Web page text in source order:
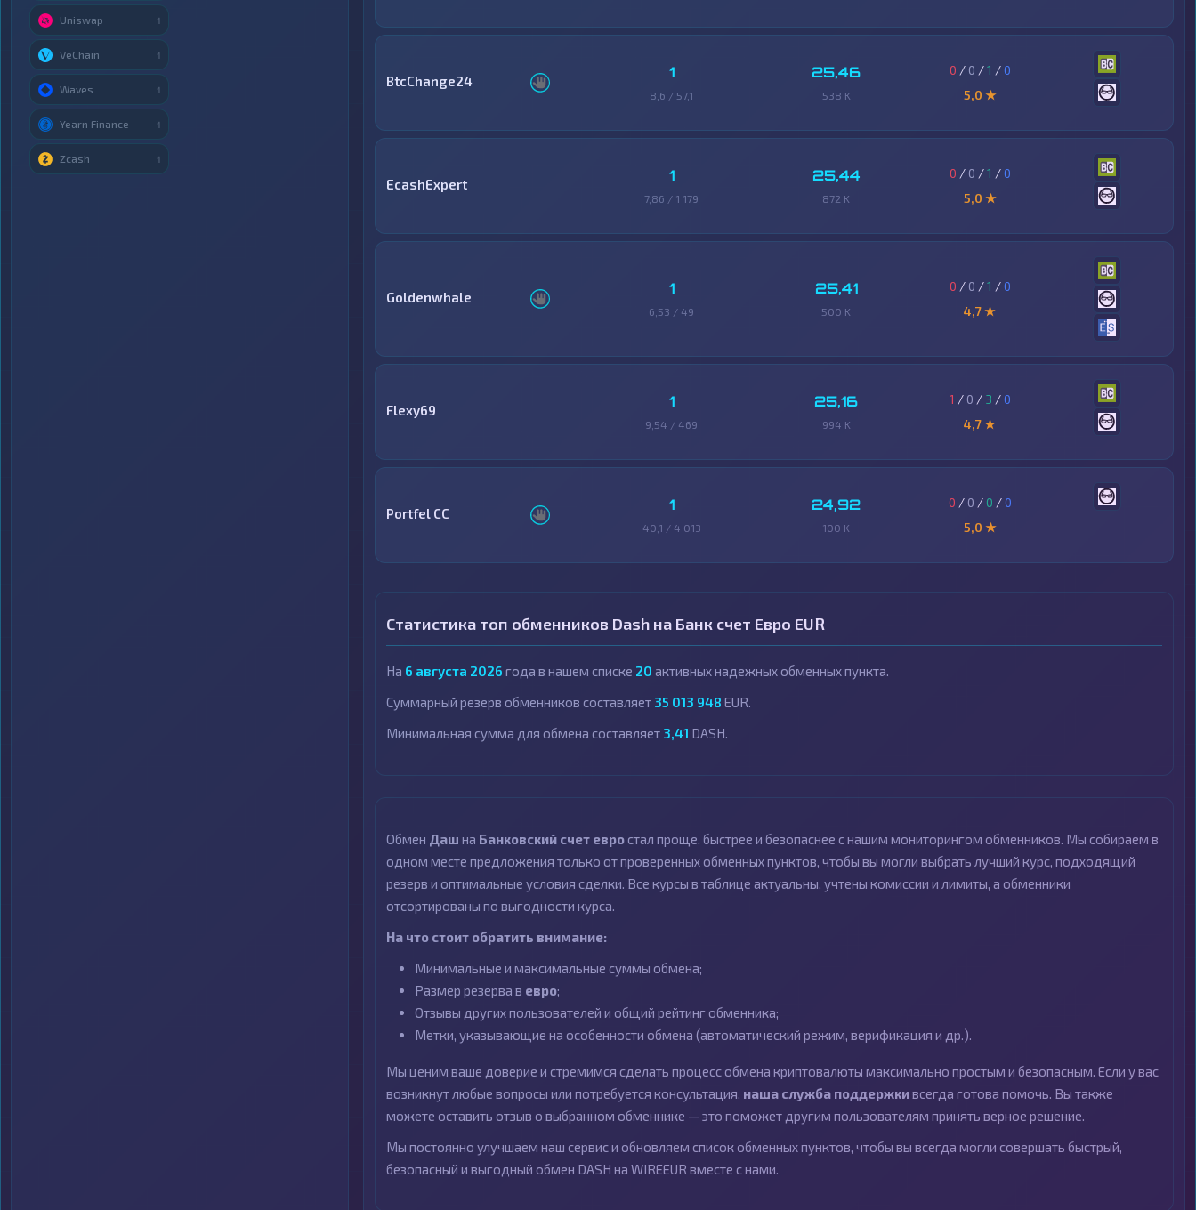
BtcChange24 1
8,6 / 57,1
25,46
538 K
0 / 0 /1 /0
5,0 ★
EcashExpert 1
7,86 / 1 179
25,44
872 K
0 / 0 /1 /0
5,0 ★
Goldenwhale 1
6,53 / 49
25,41
500 K
0 / 0 /1 /0
4,7 ★
Flexy69 1
9,54 / 469
25,16
994 K
1 / 0 / 3 /0
4,7 ★
Portfel CC 1
40,1 / 4 013
24,92
100 K
0 / 0 / 0 /0
5,0 ★
Статистика топ обменников Dash на Банк счет Евро EUR
На 6 августа 2026 года в нашем списке 20 активных надежных обменных пункта.
Суммарный резерв обменников составляет 35 013 948 EUR.
Минимальная сумма для обмена составляет 3,41 DASH.
Обмен Даш на Банковский счет евростал проще, быстрее и безопаснее с нашим мониторингом обменников. Мы собираем в
одном месте предложения только от проверенных обменных пунктов, чтобы вы могли выбрать лучший курс, подходящий
резерв и оптимальные условия сделки. Все курсы в таблице актуальны, учтены комиссии и лимиты, а обменники
отсортированы по выгодности курса.
На что стоит обратить внимание:
Минимальные и максимальные суммы обмена;
Размер резерва в евро;
Отзывы других пользователей и общий рейтинг обменника;
Метки, указывающие на особенности обмена (автоматический режим, верификация и др.).
Мы ценим ваше доверие и стремимся сделать процесс обмена криптовалюты максимально простым и безопасным. Если у вас
возникнут любые вопросы или потребуется консультация, наша служба поддержкивсегда готова помочь. Вы также
можете оставить отзыв о выбранном обменнике — это поможет другим пользователям принять верное решение.
Мы постоянно улучшаем наш сервис и обновляем список обменных пунктов, чтобы вы всегда могли совершать быстрый,
безопасный и выгодный обмен DASH на WIREEUR вместе с нами.
Uniswap 1
VeChain 1
Waves 1
Yearn Finance 1
Zcash 1